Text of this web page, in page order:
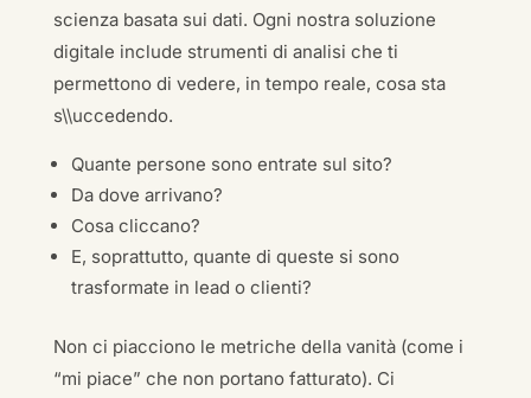
scienza basata sui dati. Ogni nostra soluzione
digitale include strumenti di analisi che ti
permettono di vedere, in tempo reale, cosa sta
s\\uccedendo.
Quante persone sono entrate sul sito?
Da dove arrivano?
Cosa cliccano?
E, soprattutto, quante di queste si sono
trasformate in lead o clienti?
Non ci piacciono le metriche della vanità (come i
“mi piace” che non portano fatturato). Ci